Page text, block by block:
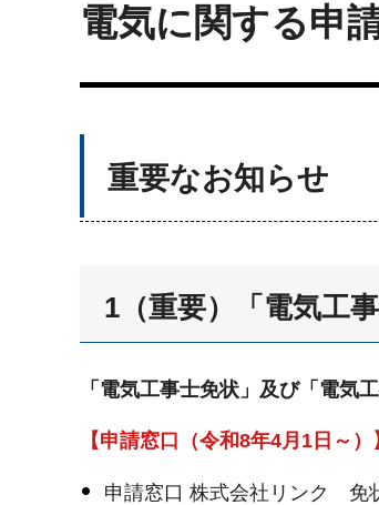
電気に関する申
重要なお知らせ
1（重要） 「電気工
「電気工事士免状」及び「電気
【申請窓口（令和8年4月1日～）
申請窓口 株式会社リンク 免